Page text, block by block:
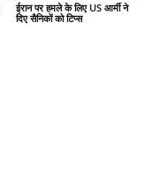
ईरान पर हमले के लिए US आर्मी ने
दिए सैनिकों को टिप्स